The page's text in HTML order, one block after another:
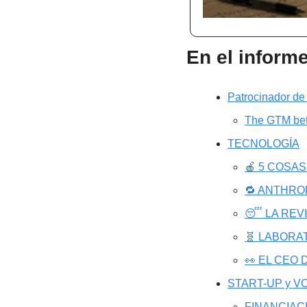
En el
Patrocinador
The GTM
TECNOLOGÍA
🍎 5
🔁
😴 LA
🧬
👀 EL CEO
START-UP y